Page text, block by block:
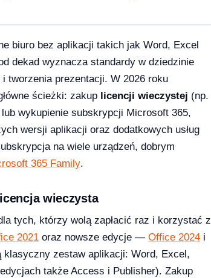
biuro bez aplikacji takich jak Word, Excel
dekad wyznacza standardy w dziedzinie
tworzenia prezentacji. W 2026 roku
ścieżki: zakup licencji wieczystej (np.
wykupienie subskrypcji Microsoft 365,
wersji aplikacji oraz dodatkowych usług
na wiele urządzeń, dobrym
365 Family.
wieczysta
tych, którzy wolą zapłacić raz i korzystać z
2021 oraz nowsze edycje — Office 2024 i
zestaw aplikacji: Word, Excel,
także Access i Publisher). Zakup